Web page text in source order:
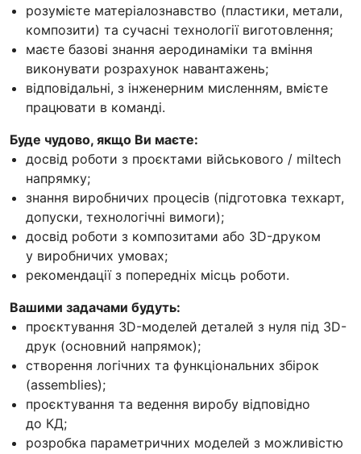
розумієте матеріалознавство (пластики, метали,
композити) та сучасні технології виготовлення;
маєте базові знання аеродинаміки та вміння
виконувати розрахунок навантажень;
відповідальні, з інженерним мисленням, вмієте
працювати в команді.
Буде чудово, якщо Ви маєте:
досвід роботи з проєктами військового / miltech
напрямку;
знання виробничих процесів (підготовка техкарт,
допуски, технологічні вимоги);
досвід роботи з композитами або 3D-друком
у виробничих умовах;
рекомендації з попередніх місць роботи.
Вашими задачами будуть:
проєктування 3D-моделей деталей з нуля під 3D-
друк (основний напрямок);
створення логічних та функціональних збірок
(assemblies);
проєктування та ведення виробу відповідно
до КД;
розробка параметричних моделей з можливістю